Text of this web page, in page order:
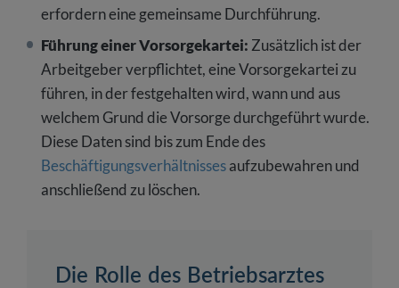
erfordern eine gemeinsame Durchführung.
Führung einer Vorsorgekartei: Zusätzlich ist der
Arbeitgeber verpflichtet, eine Vorsorgekartei zu
führen, in der festgehalten wird, wann und aus
welchem Grund die Vorsorge durchgeführt wurde.
Diese Daten sind bis zum Ende des
Beschäftigungsverhältnissesaufzubewahren und
anschließend zu löschen.
Die Rolle des Betriebsarztes